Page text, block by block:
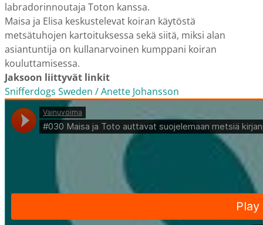
labradorinnoutaja Toton kanssa.
Maisa ja Elisa keskustelevat koiran käytöstä
metsätuhojen kartoituksessa sekä siitä, miksi alan
asiantuntija on kullanarvoinen kumppani koiran
kouluttamisessa.
Jaksoon liittyvät linkit
Snifferdogs Sweden / Anette Johansson